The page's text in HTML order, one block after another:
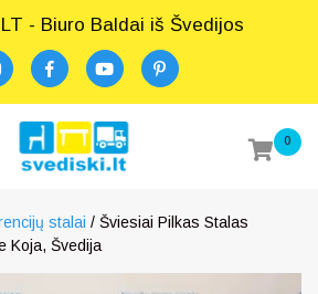
- Biuro Baldai iš Švedijos
0
stalai / Šviesiai Pilkas Stalas
Koja, Švedija